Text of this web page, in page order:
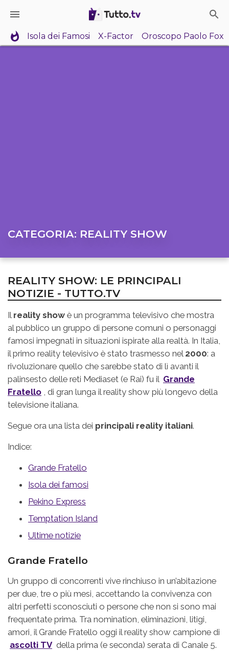
Isola dei Famosi X-Factor Oroscopo Paolo Fox
CATEGORIA: REALITY SHOW
REALITY SHOW: LE PRINCIPALI
NOTIZIE - TUTTO.TV
Il reality show è un programma televisivo che mostra
al pubblico un gruppo di persone comuni o personaggi
famosi impegnati in situazioni ispirate alla realtà. In Italia,
il primo reality televisivo è stato trasmesso nel 2000: a
rivoluzionare quello che sarebbe stato di lì avanti il
palinsesto delle reti Mediaset (e Rai) fu il Grande
Fratello , di gran lunga il reality show più longevo della
televisione italiana.
Segue ora una lista dei principali reality italiani.
Indice:
Grande Fratello
Isola dei famosi
Pekino Express
Temptation Island
Ultime notizie
Grande Fratello
Un gruppo di concorrenti vive rinchiuso in un’abitazione
per due, tre o più mesi, accettando la convivenza con
altri perfetti sconosciuti o persone che non si sono mai
frequentate prima. Tra nomination, eliminazioni, litigi,
amori, il Grande Fratello oggi il reality show campione di
ascolti TV della prima (e seconda) serata di Canale 5.